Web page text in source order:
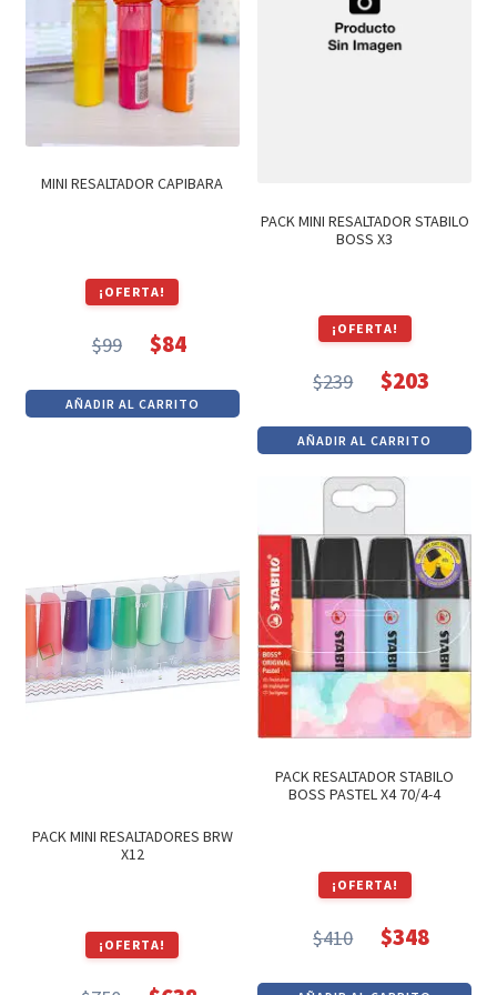
Textos (ver sub cats) (118)
TEXTOS EN INGLES (39)
TEXTOS INGLES (49)
Varios (751)
MINI RESALTADOR CAPIBARA
¡OFERTA!
$99
precio
original
$84
precio
actual
AÑADIR AL CARRITO
PACK MINI RESALTADOR STABILO
BOSS X3
¡OFERTA!
$239
precio
original
era:
$239.
$203
precio
actual
es:
$203.
AÑADIR AL CARRITO
PACK MINI RESALTADORES BRW
X12
¡OFERTA!
PACK RESALTADOR STABILO
BOSS PASTEL X4 70/4-4
¡OFERTA!
$410
precio
$348
precio